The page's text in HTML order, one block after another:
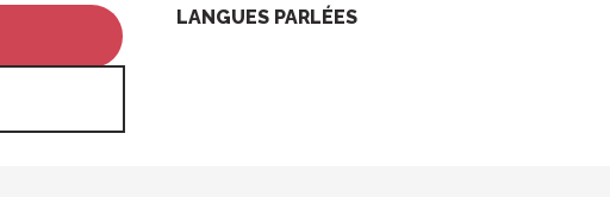
LANGUES PARLÉES
LANGUES PARLÉES